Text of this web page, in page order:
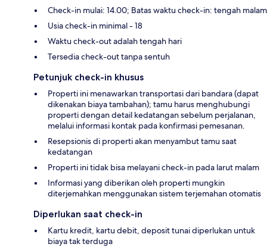
Check-in mulai: 14.00; Batas waktu check-in: tengah malam
Usia check-in minimal - 18
Waktu check-out adalah tengah hari
Tersedia check-out tanpa sentuh
Petunjuk check-in khusus
Properti ini menawarkan transportasi dari bandara (dapat
dikenakan biaya tambahan); tamu harus menghubungi
properti dengan detail kedatangan sebelum perjalanan,
melalui informasi kontak pada konfirmasi pemesanan.
Resepsionis di properti akan menyambut tamu saat
kedatangan
Properti ini tidak bisa melayani check-in pada larut malam
Informasi yang diberikan oleh properti mungkin
diterjemahkan menggunakan sistem terjemahan otomatis
Diperlukan saat check-in
Kartu kredit, kartu debit, deposit tunai diperlukan untuk
biaya tak terduga